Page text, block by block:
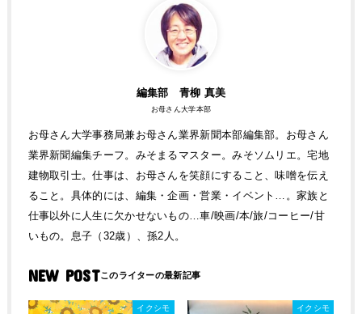
編集部 青柳 真美
お母さん大学本部
お母さん大学事務局兼お母さん業界新聞本部編集部。お母さん
業界新聞編集チーフ。みそまるマスター。みそソムリエ。宅地
建物取引士。仕事は、お母さんを笑顔にすること、味噌を伝え
ること。具体的には、編集・企画・営業・イベント…。家族と
仕事以外に人生に欠かせないもの…車/映画/本/旅/コーヒー/甘
いもの。息子（32歳）、孫2人。
NEW POST
イクシモ イクシモ